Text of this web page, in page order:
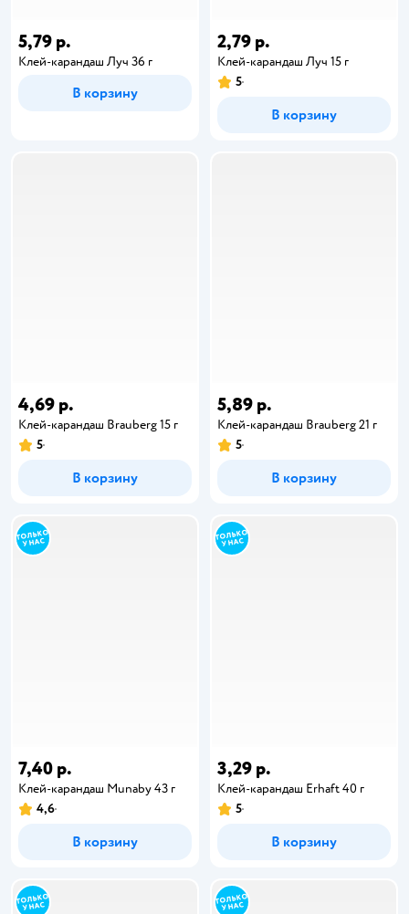
5,79 р.
Клей-карандаш Луч 36 г
В корзину
2,79 р.
Клей-карандаш Луч 15 г
5
В корзину
4,69 р.
Клей-карандаш Brauberg 15 г
5
В корзину
5,89 р.
Клей-карандаш Brauberg 21 г
5
В корзину
7,40 р.
Клей-карандаш Munaby 43 г
4,6
В корзину
3,29 р.
Клей-карандаш Erhaft 40 г
5
В корзину